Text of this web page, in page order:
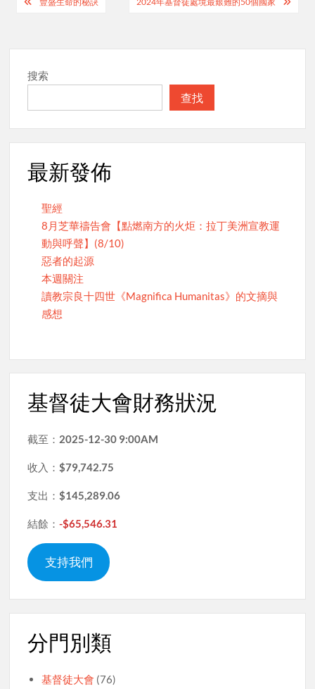
搜索
查找
最新發佈
聖經
8月芝華禱告會【點燃南方的火炬：拉丁美洲宣教運
動與呼聲】(8/10)
惡者的起源
本週關注
讀教宗良十四世《Magnifica Humanitas》的文摘與
感想
基督徒大會財務狀況
截至： 2025-12-30 9:00AM
收入：$79,742.75
支出：$145,289.06
結餘：-$65,546.31
支持我們
分門別類
基督徒大會 (76)